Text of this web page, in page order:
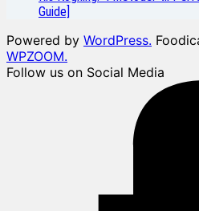
Guide]
Powered by WordPress.
WPZOOM.
Follow us on Social Media